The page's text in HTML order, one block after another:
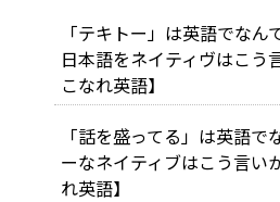
「テキトー」は英語でな
日本語をネイティヴはこう
こなれ英語】
「話を盛ってる」は英語で
ーなネイティブはこう言い
れ英語】